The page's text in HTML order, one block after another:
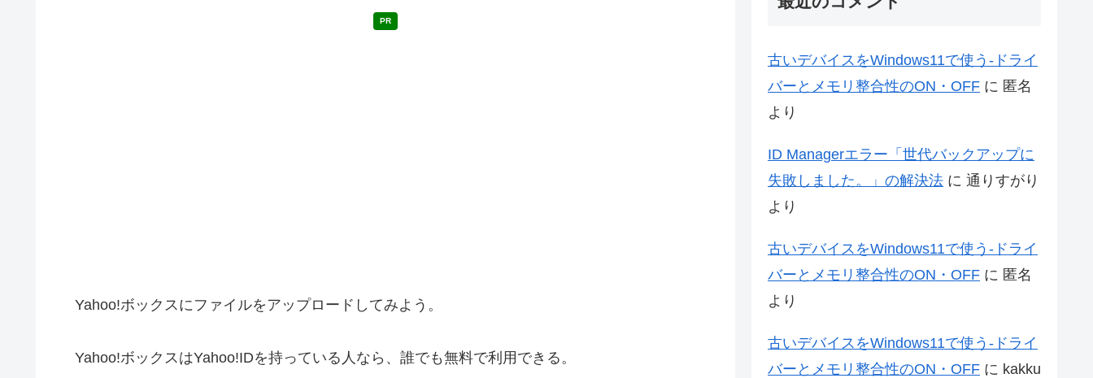
PR
Yahoo!ボックスにファイルをアップロードしてみよう。
Yahoo!ボックスはYahoo!IDを持っている人なら、誰でも無料で利用できる。
古いデバイスをWindows11で使う-ドライ
バーとメモリ整合性のON・OFF に 匿名
より
ID Managerエラー「世代バックアップに
失敗しました。」の解決法 に 通りすがり
より
古いデバイスをWindows11で使う-ドライ
バーとメモリ整合性のON・OFF に 匿名
より
古いデバイスをWindows11で使う-ドライ
バーとメモリ整合性のON・OFF に kakku